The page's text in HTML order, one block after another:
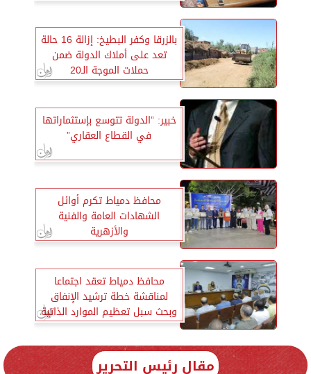
بالزرقا وكفر البطيخ: إزالة 16 حالة
تعد على أملاك الدولة ضمن
حملات الموجة الـ20
خبير: ”الدولة تتوسع بإستثماراتها
في القطاع العقاري”
محافظ دمياط تكرم أوائل
الشهادات العامة والفنية
والأزهرية
محافظ دمياط تعقد اجتماعا
لمناقشة خطة ترشيد الإنفاق
وبحث سبل تعظيم الموارد الذاتية
مقال رئيس التحرير